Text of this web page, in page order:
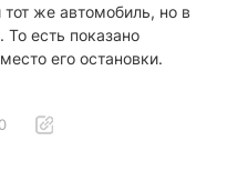
тот же автомобиль, но в
То есть показано
его остановки.
0